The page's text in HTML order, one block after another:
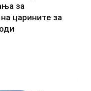
за
царините за